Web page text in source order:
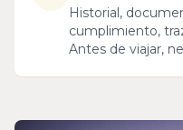
Historial,
cumplimiento,
Antes de viajar,